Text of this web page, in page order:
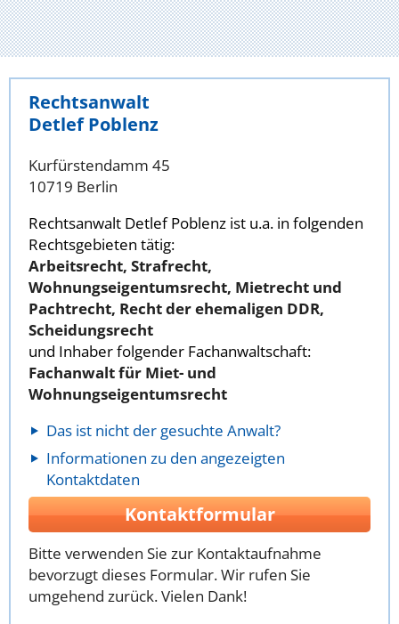
Rechtsanwalt
Detlef Poblenz
Kurfürstendamm 45
10719 Berlin
Rechtsanwalt Detlef Poblenz ist u.a. in folgenden
Rechtsgebieten tätig:
Arbeitsrecht, Strafrecht,
Wohnungseigentumsrecht, Mietrecht und
Pachtrecht, Recht der ehemaligen DDR,
Scheidungsrecht
und Inhaber folgender Fachanwaltschaft:
Fachanwalt für Miet- und
Wohnungseigentumsrecht
Das ist nicht der gesuchte Anwalt?
Informationen zu den angezeigten
Kontaktdaten
Kontaktformular
Bitte verwenden Sie zur Kontaktaufnahme
bevorzugt dieses Formular. Wir rufen Sie
umgehend zurück. Vielen Dank!